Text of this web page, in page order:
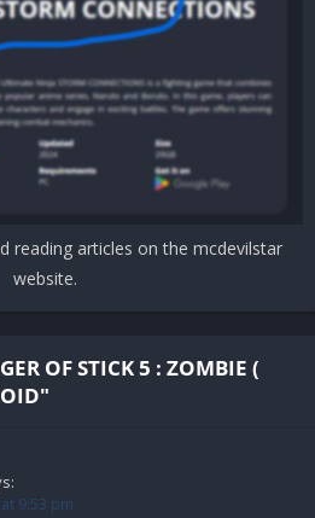
reading articles on the mcdevilstar
website.
OF STICK 5 : ZOMBIE (
9:53 pm